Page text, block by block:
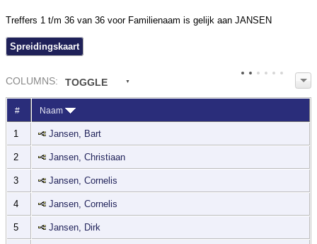
Treffers 1 t/m 36 van 36 voor Familienaam is gelijk aan JANSEN
Spreidingskaart
COLUMNS: TOGGLE
# Naam
1 Jansen, Bart
2 Jansen, Christiaan
3 Jansen, Cornelis
4 Jansen, Cornelis
5 Jansen, Dirk